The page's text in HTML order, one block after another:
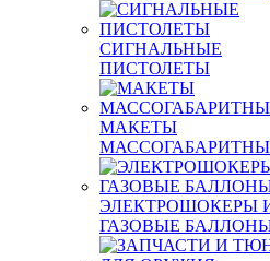
СИГНАЛЬНЫЕ
ПИСТОЛЕТЫ
МАКЕТЫ
ЭЛЕКТРОШОКЕРЫ
ГАЗОВЫЕ